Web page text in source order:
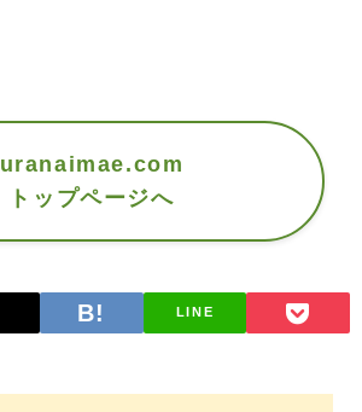
uranaimae.com
トップページへ
LINE